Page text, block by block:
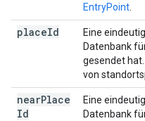
EntryPoint
placeId
Eine
Datenbank
gesendet
von
nearPlace
Id
Eine
Datenbank